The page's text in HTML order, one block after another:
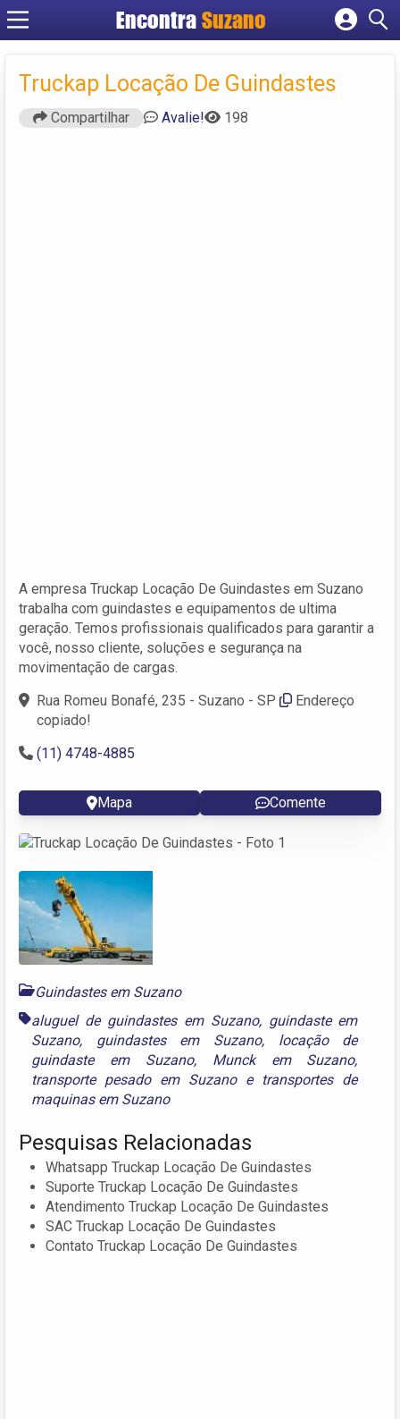
EncontraSuzano
Cadastrar empresa
Criar conta
Truckap Locação De Guindastes
Compartilhar Avalie! 198
A empresa Truckap Locação De Guindastes em Suzano
trabalha com guindastes e equipamentos de ultima
geração. Temos profissionais qualificados para garantir a
você, nosso cliente, soluções e segurança na
movimentação de cargas.
Rua Romeu Bonafé, 235 - Suzano - SP
Endereço
copiado!
(11) 4748-4885
Mapa Comente
Guindastes em Suzano
aluguel de guindastes em Suzano, guindaste em
Suzano, guindastes em Suzano, locação de
guindaste em Suzano, Munck em Suzano,
transporte pesado em Suzanoe transportes de
maquinas em Suzano
Pesquisas Relacionadas
Whatsapp Truckap Locação De Guindastes
Suporte Truckap Locação De Guindastes
Atendimento Truckap Locação De Guindastes
SAC Truckap Locação De Guindastes
Contato Truckap Locação De Guindastes